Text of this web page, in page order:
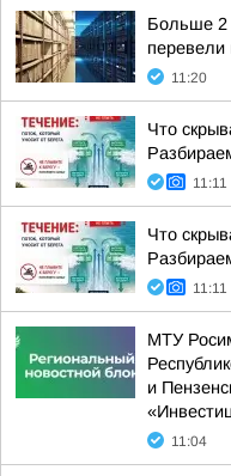
Больше 2
11:20
Что
11:11
Что
11:11
МТУ
и
11:04